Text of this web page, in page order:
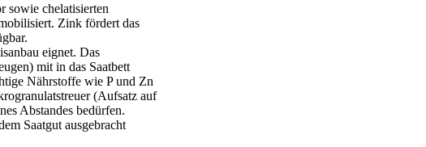
sowie chelatisierten
Zink fördert das
eignet. Das
mit in das Saatbett
Nährstoffe wie P und Zn
(Aufsatz auf
Abstandes bedürfen.
Saatgut ausgebracht